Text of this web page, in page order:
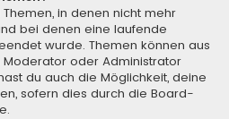
in denen nicht mehr
bei denen eine laufende
wurde. Themen können aus
oder Administrator
du auch die Möglichkeit, deine
sofern dies durch die Board-